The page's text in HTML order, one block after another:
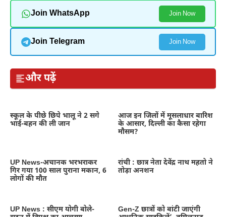
Join WhatsApp Join Now
Join Telegram Join Now
और पढ़ें
स्कूल के पीछे छिपे भालू ने 2 सगे
भाई-बहन की ली जान
आज इन जिलों में मूसलाधार बारिश
के आसार, दिल्ली का कैसा रहेगा
मौसम?
UP News-अचानक भरभराकर
गिर गया 100 साल पुराना मकान, 6
लोगों की मौत
रांची : छात्र नेता देवेंद्र नाथ महतो ने
तोड़ा अनशन
UP News : सीएम योगी बोले-
Gen-Z छात्रों को बांटी जाएंगी